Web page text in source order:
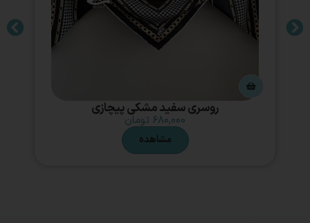
روسری سفید مشکی پیچازی
۶۸۰,۰۰۰ تومان
مشاهده